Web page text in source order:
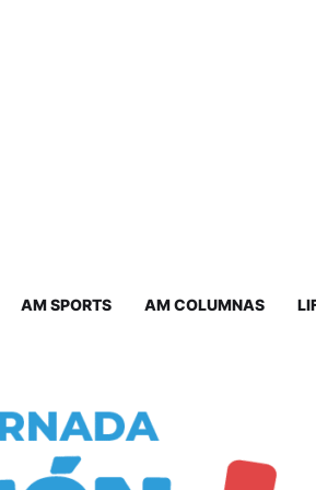
AM SPORTS AM COLUMNAS